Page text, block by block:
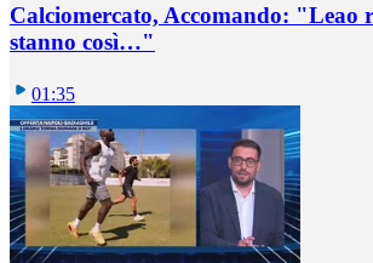
Calciomercato, Accomando: "Leao
stanno così…"
01:35